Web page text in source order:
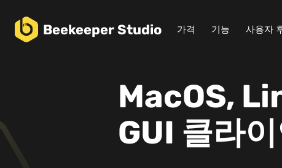
BeekeeperStudio 가격 기능 사용자
MacOS,
GUI 클라